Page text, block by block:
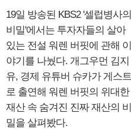
19일 방송된 KBS2 '셀럽병사의
비밀'에서는 투자자들의 살아
있는 전설 워렌 버핏에 관해 이
야기를 나눴다. 개그우먼 김지
유, 경제 유튜버 슈카가 게스트
로 출연해 워렌 버핏의 위대한
재산 속 숨겨진 진짜 재산의 비
밀을 살펴봤다.